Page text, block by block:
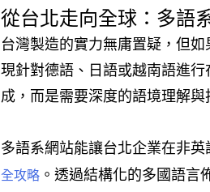
從台北走向全球：多語
台灣製造的實力無庸置疑，但
現針對德語、日語或越南語進
成，而是需要深度的語境理解與
多語系網站能讓台北企業在非
全攻略 。透過結構化的多國語言